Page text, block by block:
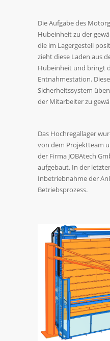
Die Aufgabe des
Hubeinheit zu der
die im Lagergestell
zieht diese Laden aus
Hubeinheit und bringt
Entnahmestation.
Sicherheitssystem
der Mitarbeiter zu
Das Hochregallager
von dem Projektteam
der Firma JOBAtech
aufgebaut. In der
Inbetriebnahme der
Betriebsprozess.